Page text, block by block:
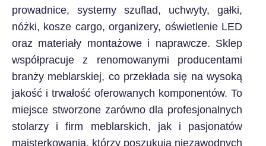
prowadnice, systemy szuflad, uchwyty, gałki,
nóżki, kosze cargo, organizery, oświetlenie LED
oraz materiały montażowe i naprawcze. Sklep
współpracuje z renomowanymi producentami
branży meblarskiej, co przekłada się na wysoką
jakość i trwałość oferowanych komponentów. To
miejsce stworzone zarówno dla profesjonalnych
stolarzy i firm meblarskich, jak i pasjonatów
majsterkowania, którzy poszukują niezawodnych